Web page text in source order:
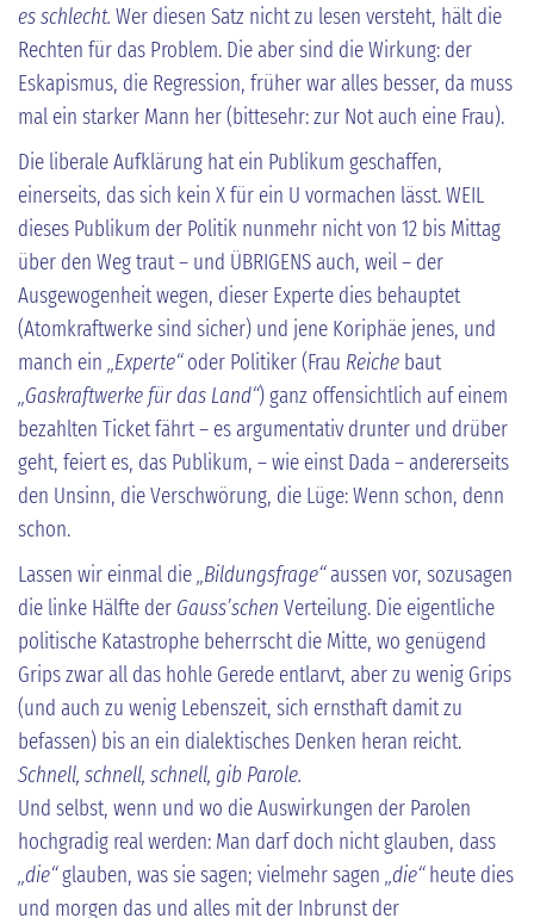
es schlecht. Wer diesen Satz nicht zu lesen versteht, hält die
Rechten für das Problem. Die aber sind die Wirkung: der
Eskapismus, die Regression, früher war alles besser, da muss
mal ein starker Mann her (bittesehr: zur Not auch eine Frau).
Die liberale Aufklärung hat ein Publikum geschaffen,
einerseits, das sich kein X für ein U vormachen lässt. WEIL
dieses Publikum der Politik nunmehr nicht von 12 bis Mittag
über den Weg traut – und ÜBRIGENS auch, weil – der
Ausgewogenheit wegen, dieser Experte dies behauptet
(Atomkraftwerke sind sicher) und jene Koriphäe jenes, und
manch ein „Experte“oder Politiker (Frau Reiche baut
„Gaskraftwerke für das Land“) ganz offensichtlich auf einem
bezahlten Ticket fährt – es argumentativ drunter und drüber
geht, feiert es, das Publikum, – wie einst Dada – andererseits
den Unsinn, die Verschwörung, die Lüge: Wenn schon, denn
schon.
Lassen wir einmal die „Bildungsfrage“aussen vor, sozusagen
die linke Hälfte der Gauss’schen Verteilung. Die eigentliche
politische Katastrophe beherrscht die Mitte, wo genügend
Grips zwar all das hohle Gerede entlarvt, aber zu wenig Grips
(und auch zu wenig Lebenszeit, sich ernsthaft damit zu
befassen) bis an ein dialektisches Denken heran reicht.
Schnell, schnell, schnell, gib Parole.
Und selbst, wenn und wo die Auswirkungen der Parolen
hochgradig real werden: Man darf doch nicht glauben, dass
„die“glauben, was sie sagen; vielmehr sagen „die“heute dies
und morgen das und alles mit der Inbrunst der